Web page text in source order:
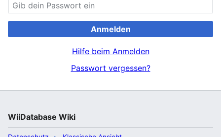
Anmelden
Hilfe beim Anmelden
Passwort vergessen?
WiiDatabase Wiki